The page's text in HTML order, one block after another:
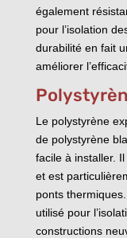
également
pour l’isolation
durabilité en fait
améliorer
Le polystyrène
de polystyrène
facile à installer.
et est
ponts
utilisé pour
constructions